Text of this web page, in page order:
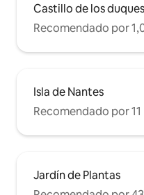
Castillo de los
Recomendado por
Isla de Nantes
Recomendado por
Jardín de Plantas